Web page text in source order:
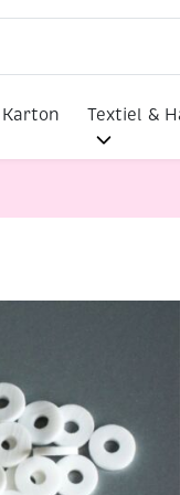
Textiel &
schijfjes, 6 mm,